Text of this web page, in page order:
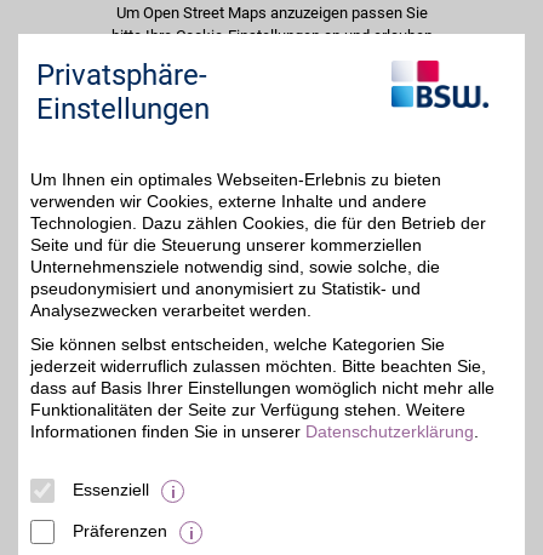
Um Open Street Maps anzuzeigen passen Sie
bitte Ihre Cookie-Einstellungen an und erlauben
Sie "Externe Inhalte". Diese Auswahl können Sie
jederzeit über die Cookie-Einstellungen im
unteren Seitenbereich ändern.
Adresse
Schillerstr. 17
99423 Weimar
Filialen in der Nähe
Privatsphäre-
Einstellungen
Um Ihnen ein optimales Webseiten-Erlebnis zu bieten
verwenden wir Cookies, externe Inhalte und andere
Technologien. Dazu zählen Cookies, die für den Betrieb der
Seite und für die Steuerung unserer kommerziellen
Unternehmensziele notwendig sind, sowie solche, die
pseudonymisiert und anonymisiert zu Statistik- und
Analysezwecken verarbeitet werden.
Sie können selbst entscheiden, welche Kategorien Sie
jederzeit widerruflich zulassen möchten. Bitte beachten Sie,
dass auf Basis Ihrer Einstellungen womöglich nicht mehr alle
Funktionalitäten der Seite zur Verfügung stehen. Weitere
Informationen finden Sie in unserer Datenschutzerklärung
Essenziell
Präferenzen